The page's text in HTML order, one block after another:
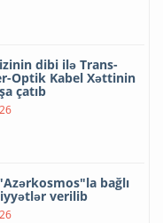
dibi ilə Trans-
Optik Kabel Xəttinin
çatıb
bağlı
verilib